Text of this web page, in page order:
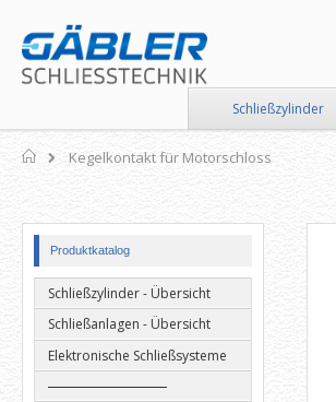
zum
Inhalt
Schließzylinder
Home
Kegelkontakt für Motorschloss
Produktkatalog
Schließzylinder - Übersicht
Schließanlagen - Übersicht
Elektronische Schließsysteme